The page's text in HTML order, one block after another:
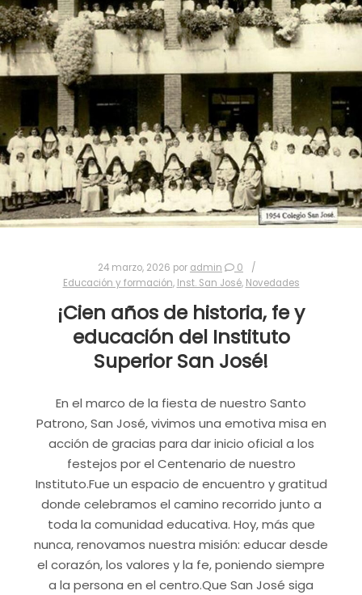
24 marzo, 2026 por admin
0
Educación y formación, Inst. San José, Novedades
¡Cien años de historia, fe y
educación del Instituto
Superior San José!
En el marco de la fiesta de nuestro Santo
Patrono, San José, vivimos una emotiva misa en
acción de gracias para dar inicio oficial a los
festejos por el Centenario de nuestro
Instituto.Fue un espacio de encuentro y gratitud
donde celebramos el camino recorrido junto a
toda la comunidad educativa. Hoy, más que
nunca, renovamos nuestra misión: educar desde
el corazón, los valores y la fe, poniendo siempre
a la persona en el centro.Que San José siga